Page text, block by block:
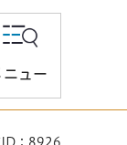
ニュー
ID：8926